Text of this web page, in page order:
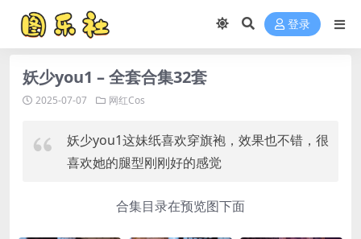
登录
妖少you1 – 全套合集32套
2025-07-07 网红Cos
妖少you1这妹纸喜欢穿旗袍，效果也不错，很
喜欢她的腿型刚刚好的感觉
合集目录在预览图下面